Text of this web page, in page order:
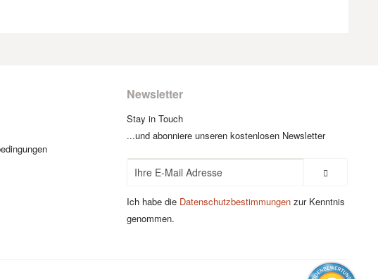
Newsletter
Stay in Touch
...und abonniere unseren kostenlosen Newsletter
Ich habe die Datenschutzbestimmungen zur Kenntnis
genommen.